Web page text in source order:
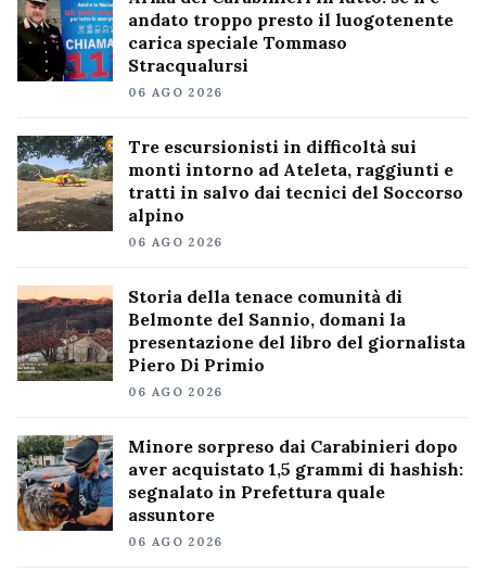
andato troppo presto il luogotenente
carica speciale Tommaso
Stracqualursi
06 AGO 2026
Tre escursionisti in difficoltà sui
monti intorno ad Ateleta, raggiunti e
tratti in salvo dai tecnici del Soccorso
alpino
06 AGO 2026
Storia della tenace comunità di
Belmonte del Sannio, domani la
presentazione del libro del giornalista
Piero Di Primio
06 AGO 2026
Minore sorpreso dai Carabinieri dopo
aver acquistato 1,5 grammi di hashish:
segnalato in Prefettura quale
assuntore
06 AGO 2026